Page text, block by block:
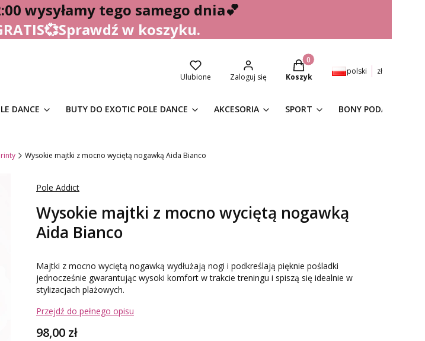
wysyłamy tego samego dnia💕
w koszyku.
Ulubione Zaloguj się
Produkty w koszyku: 0. Zobacz
Koszyk
polski zł
DANCE BUTY DO EXOTIC POLE DANCE AKCESORIA SPORT BONY
Wysokie majtki z mocno wyciętą nogawką Aida Bianco
Pole Addict
Wysokie majtki z mocno wyciętą nogawką
Aida Bianco
Majtki z mocno wyciętą nogawką wydłużają nogi i podkreślają pięknie pośladki
jednocześnie gwarantując wysoki komfort w trakcie treningu i spiszą się idealnie w
stylizacjach plażowych.
Przejdź do pełnego opisu
Cena
98,00 zł